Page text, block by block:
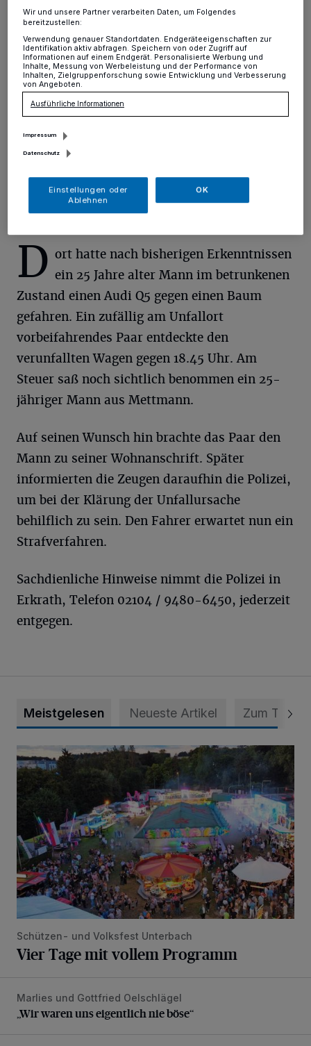
Erkrath·Dank eines couragierten Zeugen konnte die
Polizei einen Verkehrsunfall mit anschließender Flucht
aufklären, der sich am Neujahrsabend an der
Bachstraße ereignet hatte.
D ort hatte nach bisherigen Erkenntnissen
ein 25 Jahre alter Mann im betrunkenen
Zustand einen Audi Q5 gegen einen Baum
gefahren. Ein zufällig am Unfallort
vorbeifahrendes Paar entdeckte den
verunfallten Wagen gegen 18.45 Uhr. Am
Steuer saß noch sichtlich benommen ein 25-
jähriger Mann aus Mettmann.
Auf seinen Wunsch hin brachte das Paar den
Mann zu seiner Wohnanschrift. Später
informierten die Zeugen daraufhin die Polizei,
um bei der Klärung der Unfallursache
behilflich zu sein. Den Fahrer erwartet nun ein
Strafverfahren.
Sachdienliche Hinweise nimmt die Polizei in
Erkrath, Telefon 02104 / 9480-6450, jederzeit
entgegen.
Meistgelesen Neueste Artikel Zum Thema
Vier Tage mit vollem Programm
Schützen- und Volksfest Unterbach
Vier Tage mit vollem Programm
„Wir waren uns eigentlich nie böse“
Marlies und Gottfried Oelschlägel
„Wir waren uns eigentlich nie böse“
Wir und unsere Partner verarbeiten Daten, um Folgendes
bereitzustellen:
Verwendung genauer Standortdaten. Endgeräteeigenschaften zur
Identifikation aktiv abfragen. Speichern von oder Zugriff auf
Informationen auf einem Endgerät. Personalisierte Werbung und
Inhalte, Messung von Werbeleistung und der Performance von
Inhalten, Zielgruppenforschung sowie Entwicklung und Verbesserung
von Angeboten.
Ausführliche Informationen
Impressum
Datenschutz
Einstellungen oder
Ablehnen
OK